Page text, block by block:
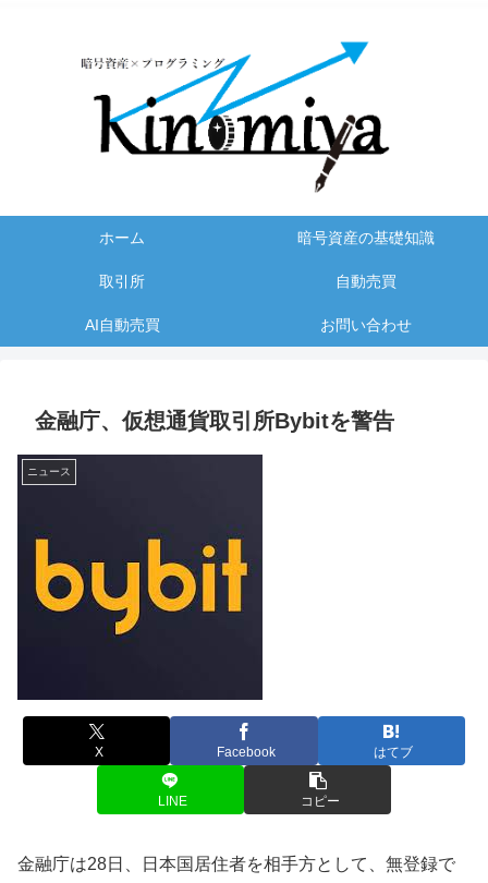
ホーム 暗号資産の基礎知識
取引所 自動売買
AI自動売買 お問い合わせ
金融庁、仮想通貨取引所Bybitを警告
ニュース
X Facebook はてブ
LINE コピー
金融庁は28日、日本国居住者を相手方として、無登録で